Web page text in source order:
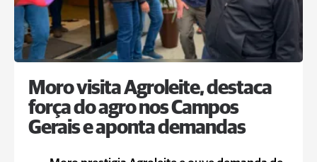
Moro visita Agroleite, destaca
força do agro nos Campos
Gerais e aponta demandas